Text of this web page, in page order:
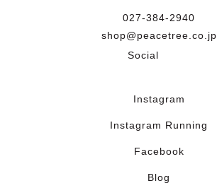
027-384-2940
shop@peacetree.co.jp
Social
Instagram
Instagram Running
Facebook
Blog